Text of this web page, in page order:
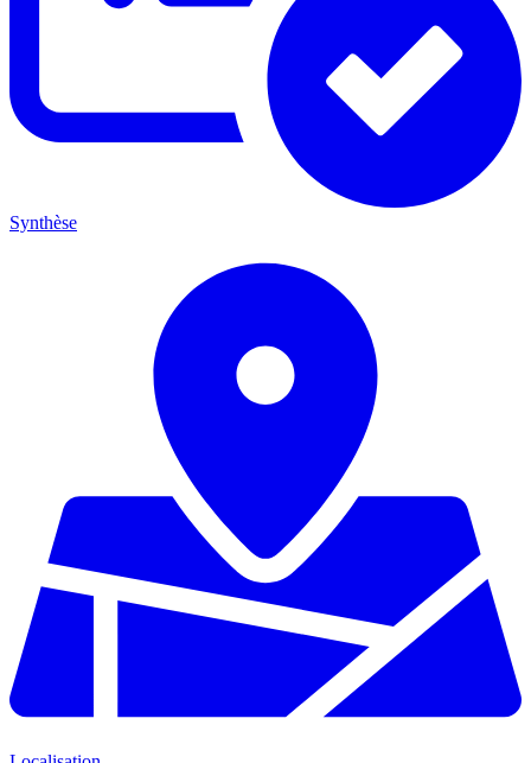
Synthèse